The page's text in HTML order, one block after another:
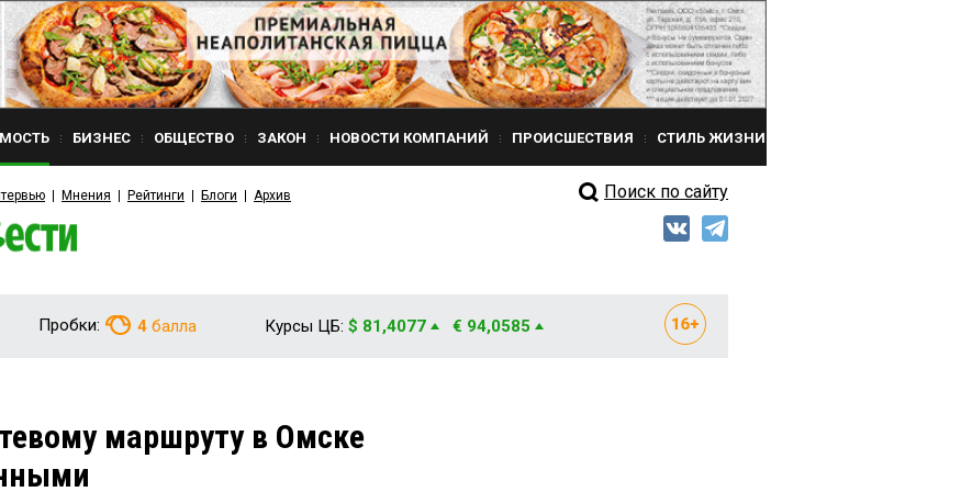
БИЗНЕС ОБЩЕСТВО ЗАКОН НОВОСТИ КОМПАНИЙ ПРОИСШЕСТВИЯ СТИЛЬ ЖИЗНИ
Мнения Рейтинги Блоги Архив Поиск по сайту
Пробки: 4 балла Курсы ЦБ: $ 81,4077 € 94,0585
маршруту в Омске